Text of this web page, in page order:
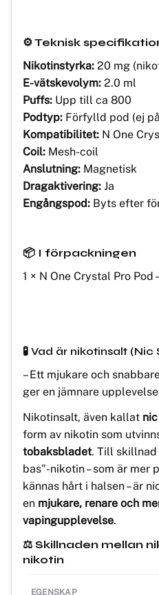
⚙️ Teknisk
Nikotinstyrka: 20 mg
E-vätskevolym: 2.0 ml
Puffs: Upp till ca 800
Podtyp: Förfylld pod (ej
Kompatibilitet: N One
Coil: Mesh-coil
Anslutning: Magnetisk
Dragaktivering: Ja
Engångspod: Byts efter
📦 I förpackningen
1 × N One Crystal Pro Pod
🧪 Vad är nikotinsalt (Nic
– Ett mjukare och
ger en jämnare
Nikotinsalt, även kallat
form av nikotin som
tobaksbladet. Till
bas"-nikotin – som är mer
kännas hårt i halsen – är
en mjukare, renare och
vapingupplevelse.
⚖️ Skillnaden mellan
nikotin